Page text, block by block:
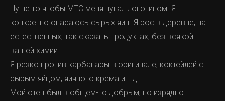
Ну не то чтобы МТС меня пугал логотипом. Я
конкретно опасаюсь сырых яиц. Я рос в деревне, на
естественных, так сказать продуктах, без всякой
вашей химии.
Я резко против карбанары в оригинале, коктейлей с
сырым яйцом, яичного крема и т.д.
Мой отец был в общем-то добрым, но изрядно